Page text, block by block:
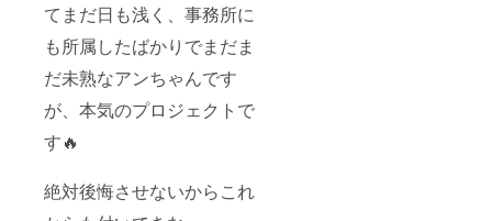
てまだ日も浅く、事務所に
も所属したばかりでまだま
だ未熟なアンちゃんです
が、本気のプロジェクトで
す🔥
絶対後悔させないからこれ